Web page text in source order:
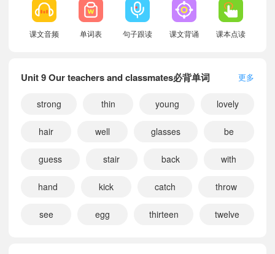
课文音频 单词表 句子跟读 课文背诵 课本点读
Unit 9 Our teachers and classmates必背单词 更多
strong thin young lovely
hair well glasses be
guess stair back with
hand kick catch throw
see egg thirteen twelve